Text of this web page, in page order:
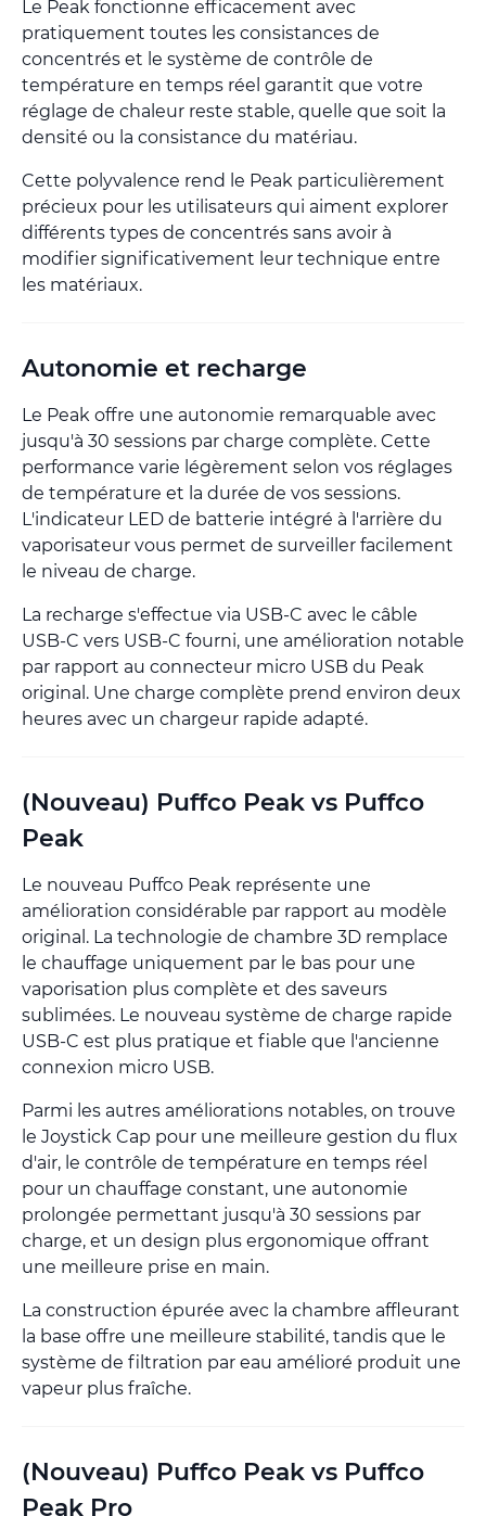
Le Peak fonctionne efficacement avec
pratiquement toutes les consistances de
concentrés et le système de contrôle de
température en temps réel garantit que votre
réglage de chaleur reste stable, quelle que soit la
densité ou la consistance du matériau.
Cette polyvalence rend le Peak particulièrement
précieux pour les utilisateurs qui aiment explorer
différents types de concentrés sans avoir à
modifier significativement leur technique entre
les matériaux.
Autonomie et recharge
Le Peak offre une autonomie remarquable avec
jusqu'à 30 sessions par charge complète. Cette
performance varie légèrement selon vos réglages
de température et la durée de vos sessions.
L'indicateur LED de batterie intégré à l'arrière du
vaporisateur vous permet de surveiller facilement
le niveau de charge.
La recharge s'effectue via USB-C avec le câble
USB-C vers USB-C fourni, une amélioration notable
par rapport au connecteur micro USB du Peak
original. Une charge complète prend environ deux
heures avec un chargeur rapide adapté.
(Nouveau) Puffco Peak vs Puffco
Peak
Le nouveau Puffco Peak représente une
amélioration considérable par rapport au modèle
original. La technologie de chambre 3D remplace
le chauffage uniquement par le bas pour une
vaporisation plus complète et des saveurs
sublimées. Le nouveau système de charge rapide
USB-C est plus pratique et fiable que l'ancienne
connexion micro USB.
Parmi les autres améliorations notables, on trouve
le Joystick Cap pour une meilleure gestion du flux
d'air, le contrôle de température en temps réel
pour un chauffage constant, une autonomie
prolongée permettant jusqu'à 30 sessions par
charge, et un design plus ergonomique offrant
une meilleure prise en main.
La construction épurée avec la chambre affleurant
la base offre une meilleure stabilité, tandis que le
système de filtration par eau amélioré produit une
vapeur plus fraîche.
(Nouveau) Puffco Peak vs Puffco
Peak Pro